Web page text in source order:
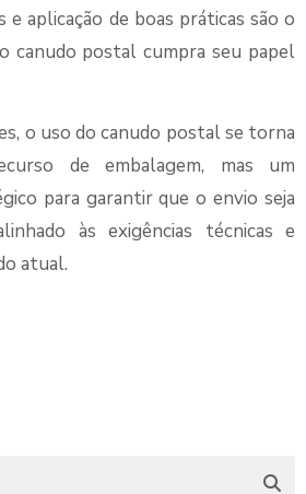
e aplicação de boas práticas são o
canudo postal cumpra seu papel
o uso do canudo postal se torna
de embalagem, mas um
para garantir que o envio seja
às exigências técnicas e
atual.